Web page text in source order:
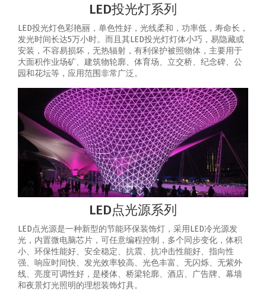
LED投光灯系列
LED投光灯色彩艳丽，单色性好，光线柔和，功率低，寿命长，
发光时间长达5万小时。而且其LED投光灯灯体小巧，易隐藏或
安装，不容易损坏，无热辐射，有利保护被照物体，主要用于
大面积作业场矿、建筑物轮廓、体育场、立交桥、纪念碑、公
园和花坛等，应用范围非常广泛。
LED点光源系列
LED点光源是一种新型的节能环保装饰灯，采用LED冷光源发
光，内置微电脑芯片，可任意编程控制，多个同步变化，体积
小、环保性能好、安全稳定、抗震、抗冲击性能好、指向性
强、响应时间快、发光效率较高、光色丰富、无闪烁、无紫外
线、亮度可调性好，是楼体、桥梁轮廓、酒店、广告牌、幕墙
和夜景灯光照明的理想装饰灯具。